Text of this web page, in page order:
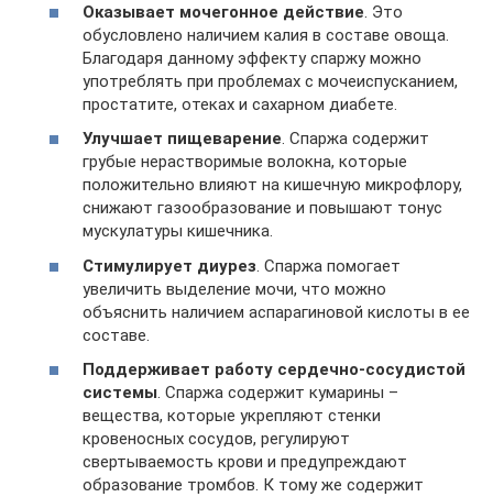
Оказывает мочегонное действие. Это
обусловлено наличием калия в составе овоща.
Благодаря данному эффекту спаржу можно
употреблять при проблемах с мочеиспусканием,
простатите, отеках и сахарном диабете.
Улучшает пищеварение. Спаржа содержит
грубые нерастворимые волокна, которые
положительно влияют на кишечную микрофлору,
снижают газообразование и повышают тонус
мускулатуры кишечника.
Стимулирует диурез. Спаржа помогает
увеличить выделение мочи, что можно
объяснить наличием аспарагиновой кислоты в ее
составе.
Поддерживает работу сердечно-сосудистой
системы. Спаржа содержит кумарины –
вещества, которые укрепляют стенки
кровеносных сосудов, регулируют
свертываемость крови и предупреждают
образование тромбов. К тому же содержит